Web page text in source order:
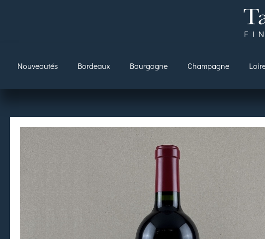
Nouveautés Bordeaux Bourgogne Champagne